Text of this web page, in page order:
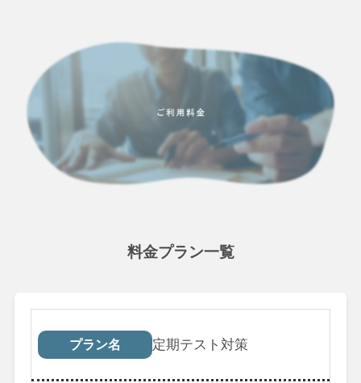
料金プラン一覧
プラン名 対象 受講回数
プラン名 定期テスト対策